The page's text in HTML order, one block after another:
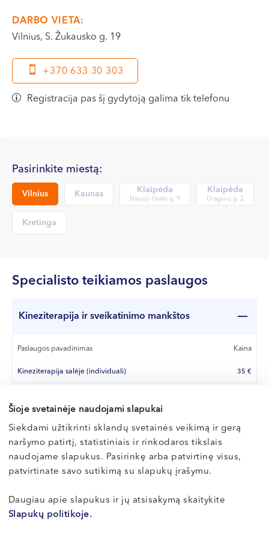
Šioje svetainėje naudojami slapukai
Siekdami užtikrinti sklandų svetainės veikimą ir gerą
naršymo patirtį, statistiniais ir rinkodaros tikslais
naudojame slapukus. Pasirinkę arba patvirtinę visus,
patvirtinate savo sutikimą su slapukų įrašymu.
Daugiau apie slapukus ir jų atsisakymą skaitykite
Slapukų politikoje.
DARBO VIETA:
Vilnius, S. Žukausko g. 19
+370 633 30 303
Registracija pas šį gydytoją galima tik telefonu
Pasirinkite miestą:
Vilnius Kaunas Klaipėda
Naujoji Uosto g. 9
Klaipėda
Dragūnų g. 2
Kretinga
Specialisto teikiamos paslaugos
Kineziterapija ir sveikatinimo mankštos
Paslaugos pavadinimas Kaina
Kineziterapija salėje (individuali) 35 €
Kineziterapija baseine (grupinė, 1 kartas)
Kūdikiams ir vaikams
Paslaugos pavadinimas
Fizioterapija